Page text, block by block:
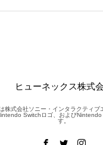
ヒューネックス株式
株式会社ソニー・インタラクティブ
Switchロゴ、およびNintendo
す。